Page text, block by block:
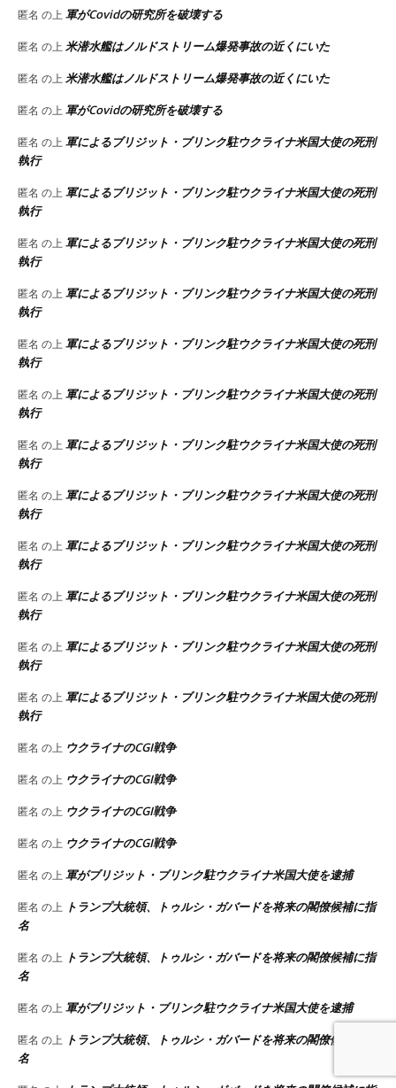
匿名 の上軍がCovidの研究所を破壊する
匿名 の上米潜水艦はノルドストリーム爆発事故の近くにいた
匿名 の上米潜水艦はノルドストリーム爆発事故の近くにいた
匿名 の上軍がCovidの研究所を破壊する
匿名 の上軍によるブリジット・ブリンク駐ウクライナ米国大使の死刑
執行
匿名 の上軍によるブリジット・ブリンク駐ウクライナ米国大使の死刑
執行
匿名 の上軍によるブリジット・ブリンク駐ウクライナ米国大使の死刑
執行
匿名 の上軍によるブリジット・ブリンク駐ウクライナ米国大使の死刑
執行
匿名 の上軍によるブリジット・ブリンク駐ウクライナ米国大使の死刑
執行
匿名 の上軍によるブリジット・ブリンク駐ウクライナ米国大使の死刑
執行
匿名 の上軍によるブリジット・ブリンク駐ウクライナ米国大使の死刑
執行
匿名 の上軍によるブリジット・ブリンク駐ウクライナ米国大使の死刑
執行
匿名 の上軍によるブリジット・ブリンク駐ウクライナ米国大使の死刑
執行
匿名 の上軍によるブリジット・ブリンク駐ウクライナ米国大使の死刑
執行
匿名 の上軍によるブリジット・ブリンク駐ウクライナ米国大使の死刑
執行
匿名 の上軍によるブリジット・ブリンク駐ウクライナ米国大使の死刑
執行
匿名 の上 ウクライナのCGI戦争
匿名 の上 ウクライナのCGI戦争
匿名 の上 ウクライナのCGI戦争
匿名 の上 ウクライナのCGI戦争
匿名 の上軍がブリジット・ブリンク駐ウクライナ米国大使を逮捕
匿名 の上 トランプ大統領、トゥルシ・ガバードを将来の閣僚候補に指
名
匿名 の上 トランプ大統領、トゥルシ・ガバードを将来の閣僚候補に指
名
匿名 の上軍がブリジット・ブリンク駐ウクライナ米国大使を逮捕
匿名 の上 トランプ大統領、トゥルシ・ガバードを将来の閣僚候補に指
名